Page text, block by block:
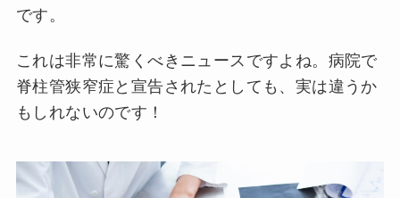
です。
これは非常に驚くべきニュースですよね。病院で
脊柱管狭窄症と宣告されたとしても、実は違うか
もしれないのです！